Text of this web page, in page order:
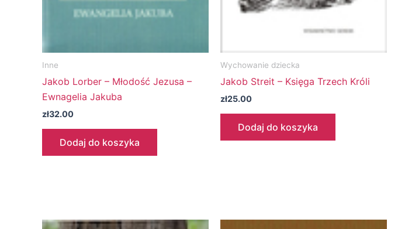
Inne
Jakob Lorber – Młodość Jezusa –
Ewnagelia Jakuba
zł32.00
Dodaj do koszyka
Wychowanie dziecka
Jakob Streit – Księga Trzech Króli
zł25.00
Dodaj do koszyka